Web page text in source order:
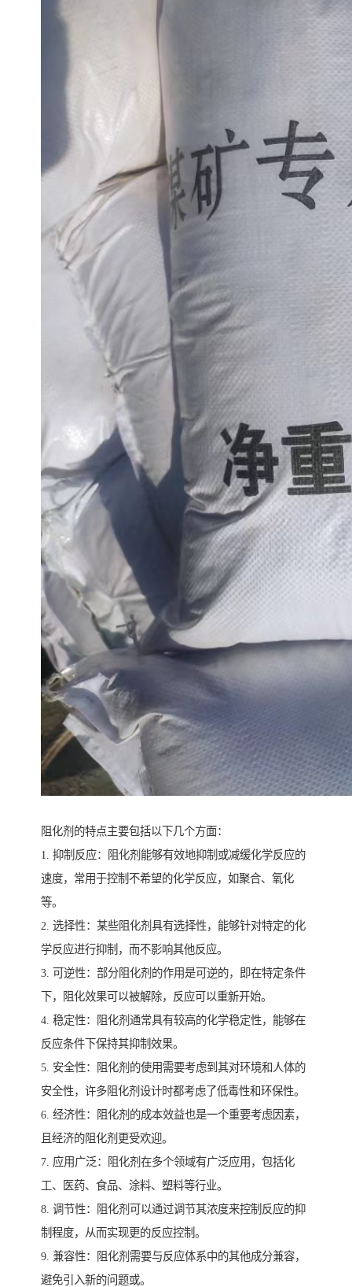
阻化剂的特点主要包括以下几个方面：
1. 抑制反应：阻化剂能够有效地抑制或减缓化学反应的
速度，常用于控制不希望的化学反应，如聚合、氧化
等。
2. 选择性：某些阻化剂具有选择性，能够针对特定的化
学反应进行抑制，而不影响其他反应。
3. 可逆性：部分阻化剂的作用是可逆的，即在特定条件
下，阻化效果可以被解除，反应可以重新开始。
4. 稳定性：阻化剂通常具有较高的化学稳定性，能够在
反应条件下保持其抑制效果。
5. 安全性：阻化剂的使用需要考虑到其对环境和人体的
安全性，许多阻化剂设计时都考虑了低毒性和环保性。
6. 经济性：阻化剂的成本效益也是一个重要考虑因素，
且经济的阻化剂更受欢迎。
7. 应用广泛：阻化剂在多个领域有广泛应用，包括化
工、医药、食品、涂料、塑料等行业。
8. 调节性：阻化剂可以通过调节其浓度来控制反应的抑
制程度，从而实现更的反应控制。
9. 兼容性：阻化剂需要与反应体系中的其他成分兼容，
避免引入新的问题或。